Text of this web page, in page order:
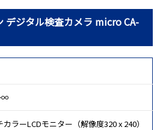
デジタル検査カメラ micro CA-
∞
カラーLCDモニター（解像度320 x 240）